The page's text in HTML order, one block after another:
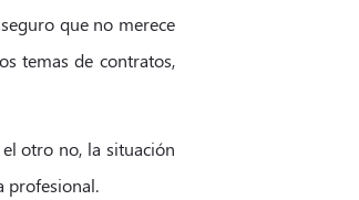
que no merece
temas de contratos,
otro no, la situación
profesional.